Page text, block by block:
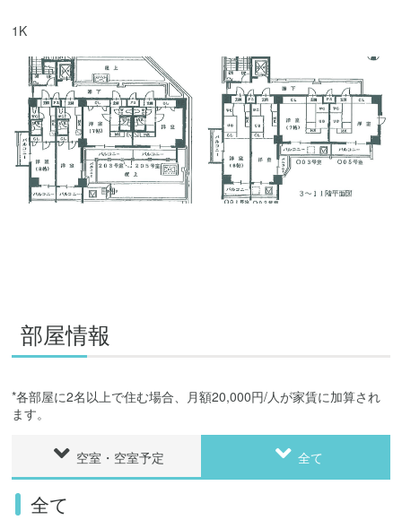
1K
部屋情報
*各部屋に2名以上で住む場合、月額20,000円/人が家賃に加算され
ます。
空室・空室予定 全て
全て